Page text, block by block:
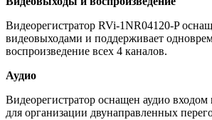
Видеорегистратор RVi-1NR04120-P
видеовыходами и поддерживает
воспроизведение всех 4 каналов.
Аудио
Видеорегистратор оснащен аудио
для организации двунаправленных